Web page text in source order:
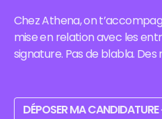
méthode
pour signer
ton contrat.
bassin d'emploi
et admission.
Chez Athena, on
mise en relation avec les
signature. Pas de blabla. Des
Déposer ma candidature
DÉPOSER MA CANDIDATURE